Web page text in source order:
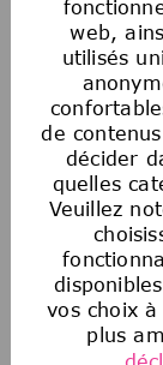
web,
utilisés
de
décider
quelles
Veuillez
vos choix
plus
Egalité
aux États-
La Société
d’accès à
à un